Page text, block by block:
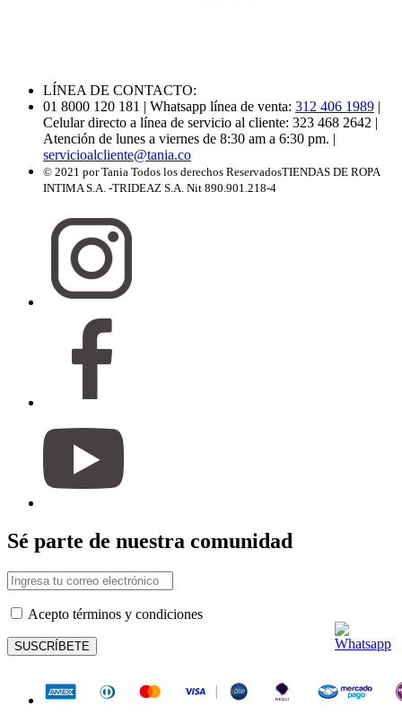
LÍNEA DE CONTACTO:
01 8000 120 181 | Whatsapp línea de venta: 312 406 1989 |
Celular directo a línea de servicio al cliente: 323 468 2642 |
Atención de lunes a viernes de 8:30 am a 6:30 pm. |
servicioalcliente@tania.co
© 2021 por Tania Todos los derechos ReservadosTIENDAS DE ROPA
INTIMA S.A. -TRIDEAZ S.A. Nit 890.901.218-4
Sé parte de nuestra comunidad
Acepto términos y condiciones